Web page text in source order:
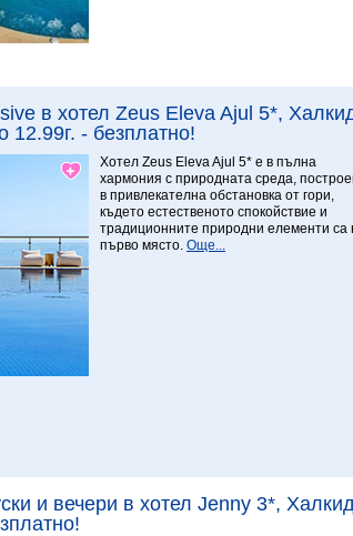
в хотел Zeus Eleva Ajul 5*,
12.99г. - безплатно!
Хотел Zeus Eleva Ajul 5* е в пълна
хармония с природната среда,
в привлекателна обстановка от гори,
където естественото спокойствие и
традиционните природни елементи са
първо място. Още...
и вечери в хотел Jenny 3*,